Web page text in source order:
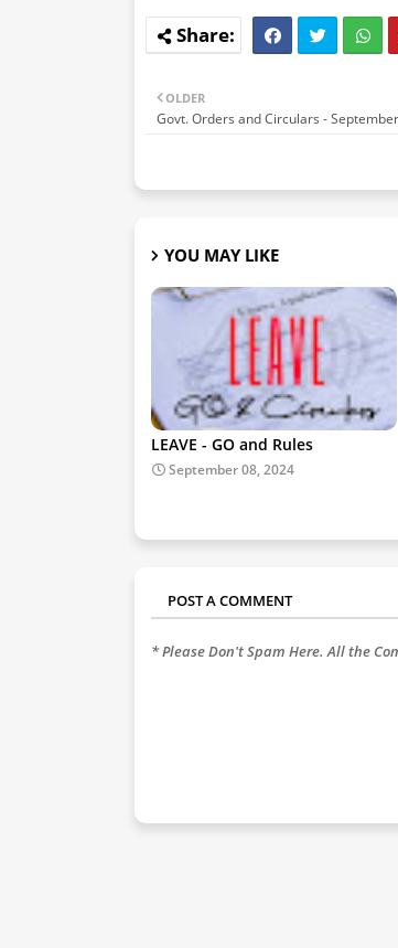
OLDER
Govt. Orders and Circulars -
YOU MAY LIKE
LEAVE - GO and Rules
September 08, 2024
POST A COMMENT
* Please Don't Spam Here. All the